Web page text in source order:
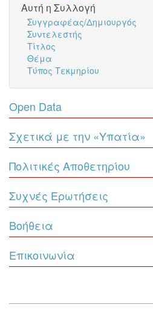
Αυτή η Συλλογή
Συγγραφέας/Δημιουργός
Συντελεστής
Τίτλος
Θέμα
Τύπος Τεκμηρίου
Open Data
Σχετικά με την «Υπατία»
Πολιτικές Αποθετηρίου
Συχνές Ερωτήσεις
Βοήθεια
Επικοινωνία